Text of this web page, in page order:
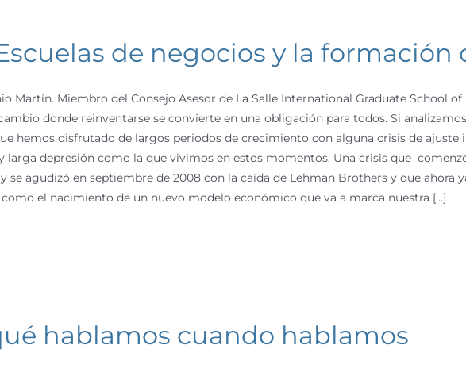
de negocios y la formación
Martín. Miembro del Consejo Asesor de La Salle International Graduate School
donde reinventarse se convierte en una obligación para todos. Si
hemos disfrutado de largos periodos de crecimiento con alguna crisis de ajuste
larga depresión como la que vivimos en estos momentos. Una crisis que
se agudizó en septiembre de 2008 con la caída de Lehman Brothers y que ahora
el nacimiento de un nuevo modelo económico que va a marca nuestra [...]
hablamos cuando hablamos